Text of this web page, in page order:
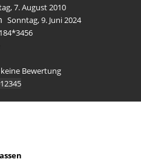
7. August 2010
Sonntag, 9. Juni 2024
Bewertung